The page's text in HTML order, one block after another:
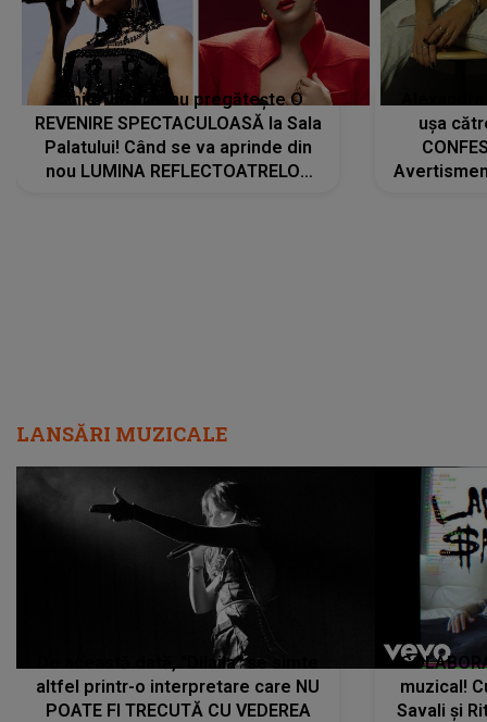
Tania Turtureanu pregătește O
REVENIRE SPECTACULOASĂ la Sala
Palatului! Când se va aprinde din
nou LUMINA REFLECTOATRELOR
ușa
LANSĂRI MUZICALE
De această dată, "Dilaila" se simte
altfel printr-o interpretare care NU
POATE FI TRECUTĂ CU VEDEREA
muzical!
Savali și